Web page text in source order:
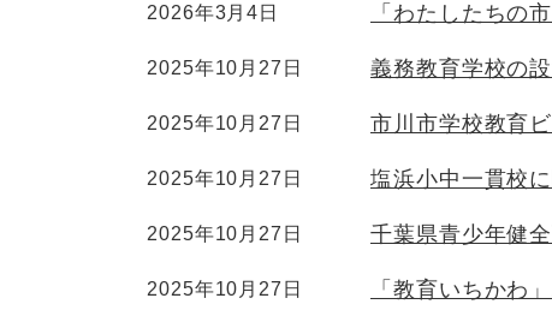
2026年3月4日 「わたしたちの
2025年10月27日 義務教育学校の
2025年10月27日 市川市学校教育
2025年10月27日 塩浜小中一貫校
2025年10月27日 千葉県青少年健
2025年10月27日 「教育いちかわ